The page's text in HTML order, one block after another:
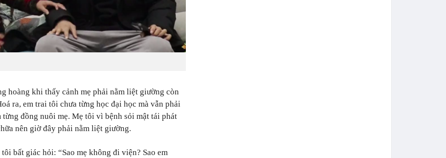
hoàng khi thấy cảnh mẹ phải nằm liệt giường còn
ra, em trai tôi chưa từng học đại học mà vẫn phải
từng đồng nuôi mẹ. Mẹ tôi vì bệnh sỏi mật tái phát
nên giờ đây phải nằm liệt giường.
bất giác hỏi: “Sao mẹ không đi viện? Sao em